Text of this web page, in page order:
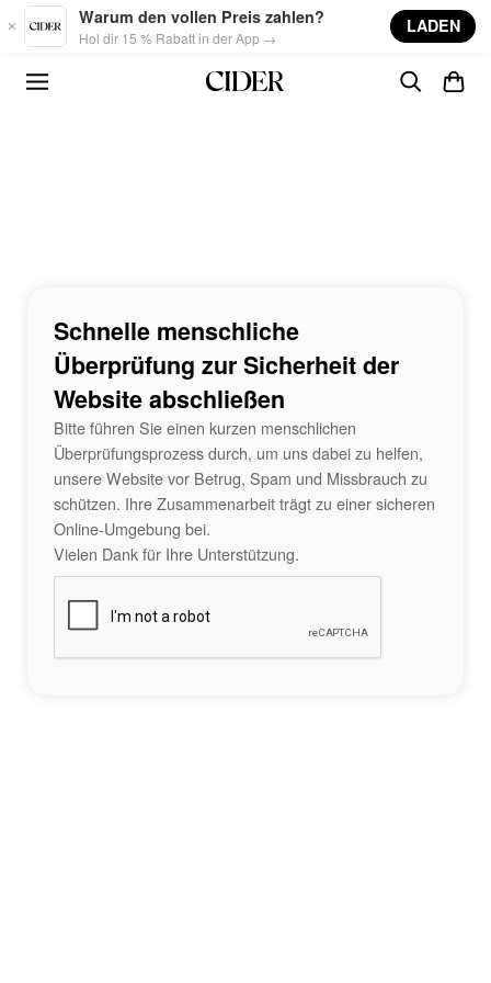
Skip to main content
Warum den vollen Preis zahlen?
Hol dir 15 % Rabatt in der App →
LADEN
Schnelle menschliche
Überprüfung zur Sicherheit der
Website abschließen
Bitte führen Sie einen kurzen menschlichen
Überprüfungsprozess durch, um uns dabei zu helfen,
unsere Website vor Betrug, Spam und Missbrauch zu
schützen. Ihre Zusammenarbeit trägt zu einer sicheren
Online-Umgebung bei.
Vielen Dank für Ihre Unterstützung.